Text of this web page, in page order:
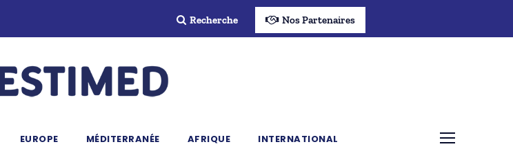
Recherche Nos Partenaires
EUROPE MÉDITERRANÉE AFRIQUE INTERNATIONAL